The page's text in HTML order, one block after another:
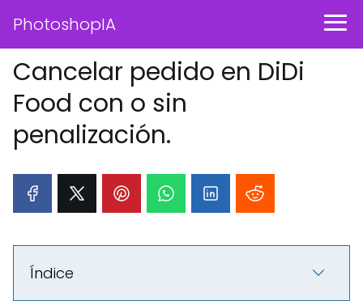
PhotoshopIA
Cancelar pedido en DiDi
Food con o sin
penalización.
Índice